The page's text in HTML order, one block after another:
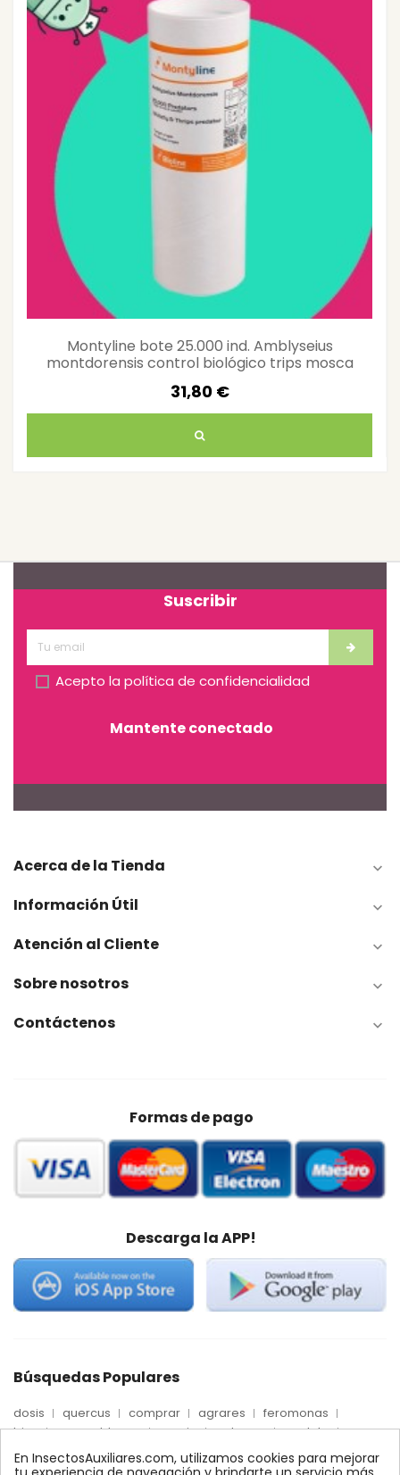
Montyline bote 25.000 ind. Amblyseius
montdorensis control biológico trips mosca
blanca invernaderos
31,80 €
Suscribir
Acepto la política de confidencialidad
Mantente conectado
Acerca de la Tienda 
Información Útil 
Atención al Cliente 
Sobre nosotros 
Contáctenos 
Formas de pago
Descarga la APP!
Búsquedas Populares
dosis quercus comprar agrares
feromonas
trips
mosca blanca precio palmera
quelato
Econex
control amblyseius araña roja
max
nido encinas alcornoques conector
En InsectosAuxiliares.com, utilizamos cookies para mejorar